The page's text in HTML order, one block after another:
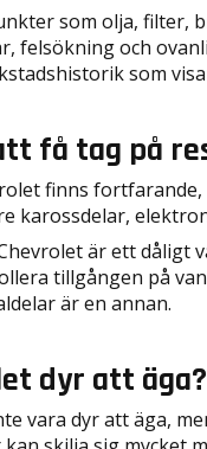
som olja, filter,
felsökning och
som
få tag på
finns
karossdelar,
är ett dåligt
tillgången på
är en annan.
dyr att äga?
vara dyr att äga,